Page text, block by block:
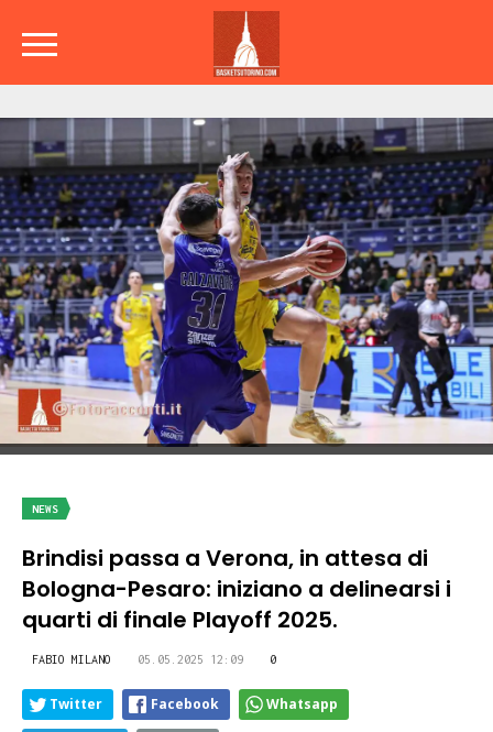
NEWS
Brindisi passa a Verona, in attesa di
Bologna-Pesaro: iniziano a delinearsi i
quarti di finale Playoff 2025.
FABIO MILANO 05.05.2025 12:09 0
Twitter Facebook Whatsapp